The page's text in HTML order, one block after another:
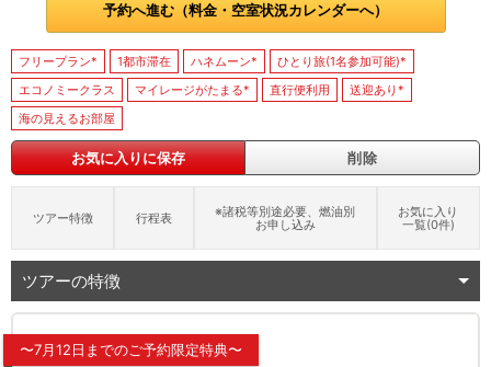
予約へ進む（料金・空室状況カレンダーへ）
フリープラン* 1都市滞在 ハネムーン*
ひとり旅(1名参加可能)*
エコノミークラス
マイレージがたまる* 直行便利用
送迎あり*
海の見えるお部屋
お気に入りに保存 削除
ツアー特徴 行程表
※諸税等別途必要、燃油別
お申し込み
お気に入り
一覧(0件)
ツアーの特徴
〜7月12日までのご予約限定特典〜